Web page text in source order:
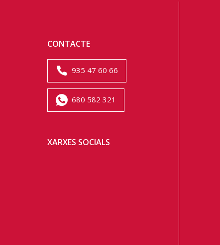
CONTACTE
935 47 60 66
680 582 321
XARXES SOCIALS